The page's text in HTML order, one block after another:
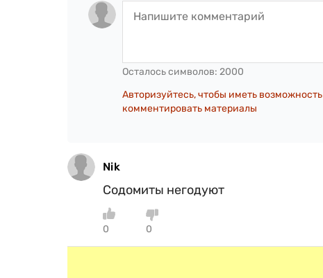
Осталось символов: 2000
Авторизуйтесь, чтобы иметь возможность
комментировать материалы
Nik
Содомиты негодуют
0 0